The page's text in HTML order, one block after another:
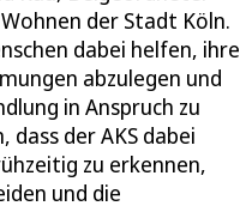
der Stadt Köln.
dabei helfen, ihre
abzulegen und
in Anspruch zu
der AKS dabei
zu erkennen,
und die